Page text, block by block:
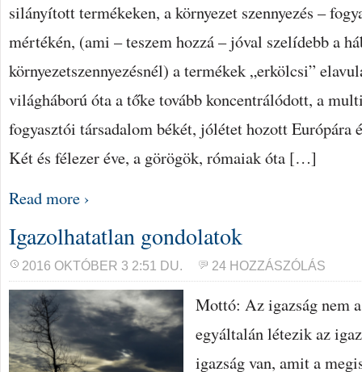
silányított termékeken, a környezet szennyezés –
mértékén, (ami – teszem hozzá – jóval szelídebb a
környezetszennyezésnél) a termékek „erkölcsi”
világháború óta a tőke tovább koncentrálódott, a
fogyasztói társadalom békét, jólétet hozott Európára
Két és félezer éve, a görögök, rómaiak óta […]
Read more ›
Igazolhatatlan gondolatok
2016 OKTÓBER 3 2:51 DU. 24 HOZZÁSZÓLÁS
Mottó: Az igazság nem
egyáltalán létezik az
igazság van, amit a